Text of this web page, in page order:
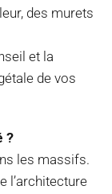
des murets
et la
de vos
?
les massifs.
l’architecture